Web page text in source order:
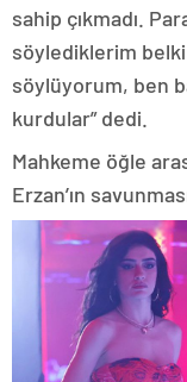
sahip çıkmadı.
söylediklerim
söylüyorum, ben
kurdular” dedi.
Mahkeme öğle
Erzan’ın